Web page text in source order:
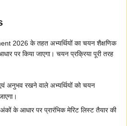
2026 के तहत अभ्यर्थियों का चयन शैक्षणिक
पर किया जाएगा। चयन प्रक्रिया पूरी तरह
अनुभव रखने वाले अभ्यर्थियों को चयन
अंकों के आधार पर प्रारंभिक मेरिट लिस्ट तैयार की